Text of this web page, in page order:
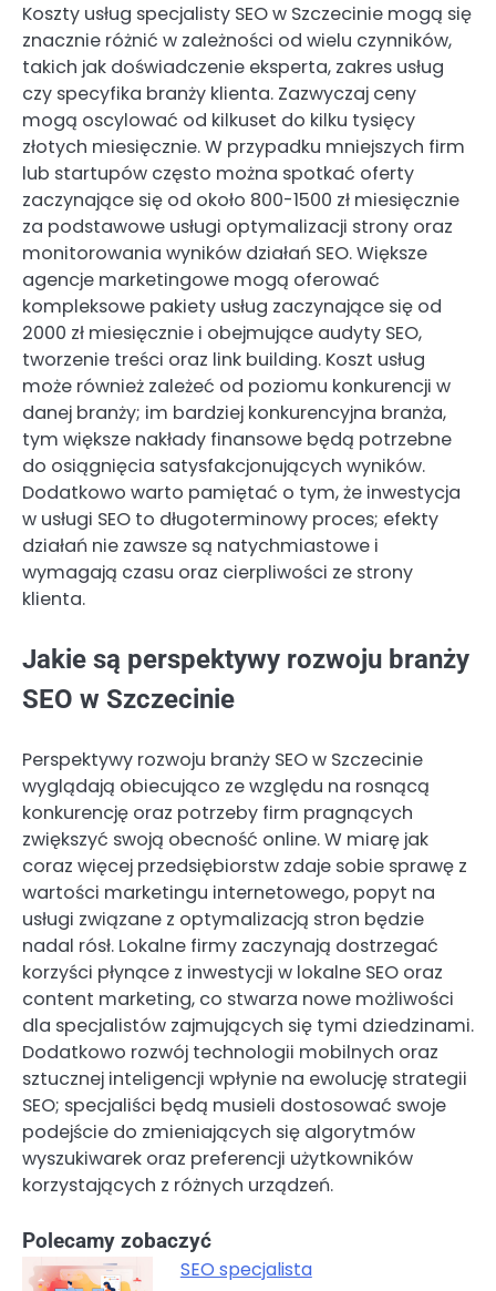
Koszty usług specjalisty SEO w Szczecinie mogą się
znacznie różnić w zależności od wielu czynników,
takich jak doświadczenie eksperta, zakres usług
czy specyfika branży klienta. Zazwyczaj ceny
mogą oscylować od kilkuset do kilku tysięcy
złotych miesięcznie. W przypadku mniejszych firm
lub startupów często można spotkać oferty
zaczynające się od około 800-1500 zł miesięcznie
za podstawowe usługi optymalizacji strony oraz
monitorowania wyników działań SEO. Większe
agencje marketingowe mogą oferować
kompleksowe pakiety usług zaczynające się od
2000 zł miesięcznie i obejmujące audyty SEO,
tworzenie treści oraz link building. Koszt usług
może również zależeć od poziomu konkurencji w
danej branży; im bardziej konkurencyjna branża,
tym większe nakłady finansowe będą potrzebne
do osiągnięcia satysfakcjonujących wyników.
Dodatkowo warto pamiętać o tym, że inwestycja
w usługi SEO to długoterminowy proces; efekty
działań nie zawsze są natychmiastowe i
wymagają czasu oraz cierpliwości ze strony
klienta.
Jakie są perspektywy rozwoju branży
SEO w Szczecinie
Perspektywy rozwoju branży SEO w Szczecinie
wyglądają obiecująco ze względu na rosnącą
konkurencję oraz potrzeby firm pragnących
zwiększyć swoją obecność online. W miarę jak
coraz więcej przedsiębiorstw zdaje sobie sprawę z
wartości marketingu internetowego, popyt na
usługi związane z optymalizacją stron będzie
nadal rósł. Lokalne firmy zaczynają dostrzegać
korzyści płynące z inwestycji w lokalne SEO oraz
content marketing, co stwarza nowe możliwości
dla specjalistów zajmujących się tymi dziedzinami.
Dodatkowo rozwój technologii mobilnych oraz
sztucznej inteligencji wpłynie na ewolucję strategii
SEO; specjaliści będą musieli dostosować swoje
podejście do zmieniających się algorytmów
wyszukiwarek oraz preferencji użytkowników
korzystających z różnych urządzeń.
Polecamy zobaczyć
SEO specjalista